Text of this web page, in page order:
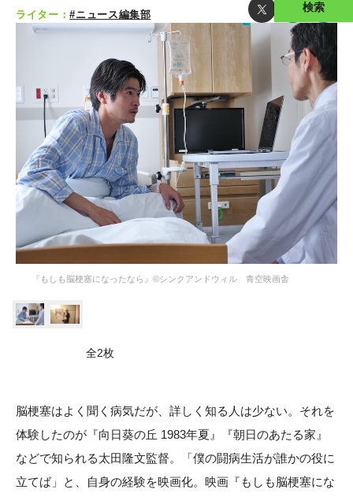
検索
ライター：#ニュース編集部
『もしも脳梗塞になったなら』©シンクアンドウィル 青空映画舎
全2枚
脳梗塞はよく聞く病気だが、詳しく知る人は少ない。それを
体験したのが『向日葵の丘 1983年夏』『朝日のあたる家』
などで知られる太田隆文監督。「僕の闘病生活が誰かの役に
立てば」と、自身の経験を映画化。映画『もしも脳梗塞にな